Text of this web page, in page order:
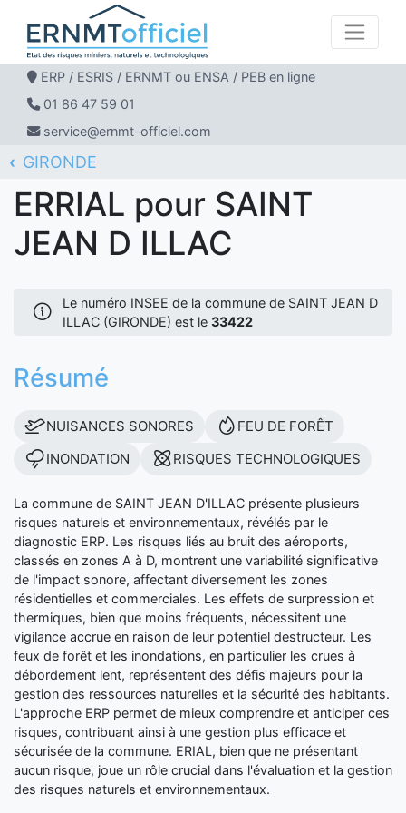
ERP / ESRIS / ERNMT ou ENSA / PEB en ligne
01 86 47 59 01
service@ernmt-officiel.com
ERNMT Officiel
ERRIAL
GIRONDE
SAINT JEAN D ILLAC
ERRIAL pour SAINT
JEAN D ILLAC
Le numéro INSEE de la commune de SAINT JEAN D
ILLAC (GIRONDE) est le 33422
Résumé
NUISANCES SONORES
FEU DE FORÊT
INONDATION
RISQUES TECHNOLOGIQUES
La commune de SAINT JEAN D'ILLAC présente plusieurs
risques naturels et environnementaux, révélés par le
diagnostic ERP. Les risques liés au bruit des aéroports,
classés en zones A à D, montrent une variabilité significative
de l'impact sonore, affectant diversement les zones
résidentielles et commerciales. Les effets de surpression et
thermiques, bien que moins fréquents, nécessitent une
vigilance accrue en raison de leur potentiel destructeur. Les
feux de forêt et les inondations, en particulier les crues à
débordement lent, représentent des défis majeurs pour la
gestion des ressources naturelles et la sécurité des habitants.
L'approche ERP permet de mieux comprendre et anticiper ces
risques, contribuant ainsi à une gestion plus efficace et
sécurisée de la commune. ERIAL, bien que ne présentant
aucun risque, joue un rôle crucial dans l'évaluation et la gestion
des risques naturels et environnementaux.